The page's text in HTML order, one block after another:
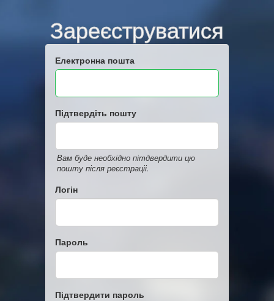
Зареєструватися
Електронна пошта
Підтвердіть пошту
Вам буде необхідно пітдвердити цю
пошту після реєстраціі.
Логін
Пароль
Підтвердити пароль